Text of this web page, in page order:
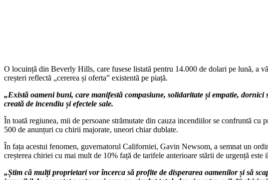
O locuință din Beverly Hills, care fusese listată pentru 14.000 de dolari pe lună, a
creșteri reflectă „cererea și oferta” existentă pe piață.
„Există oameni buni, care manifestă compasiune, solidaritate și empatie,
creată de incendiu și efectele sale.
În toată regiunea, mii de persoane strămutate din cauza incendiilor se confruntă
500 de anunțuri cu chirii majorate, uneori chiar dublate.
În fața acestui fenomen, guvernatorul Californiei, Gavin Newsom, a semnat un
creșterea chiriei cu mai mult de 10% față de tarifele anterioare stării de urgență este
„Știm că mulți proprietari vor încerca să profite de disperarea oamenilor și să